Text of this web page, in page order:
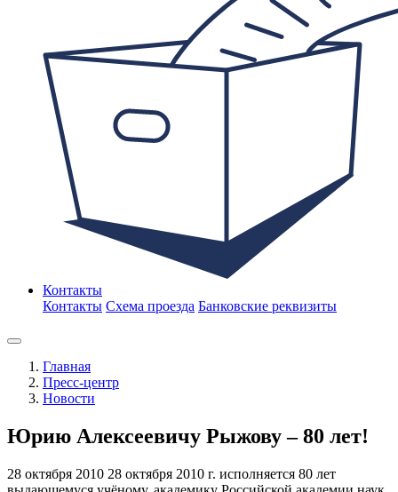
Контакты
Контакты Схема проезда Банковские реквизиты
Главная
Пресс-центр
Новости
Юрию Алексеевичу Рыжову – 80 лет!
28 октября 2010 28 октября 2010 г. исполняется 80 лет